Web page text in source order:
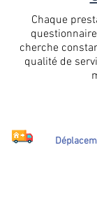
Chaque
cherche
qualité de